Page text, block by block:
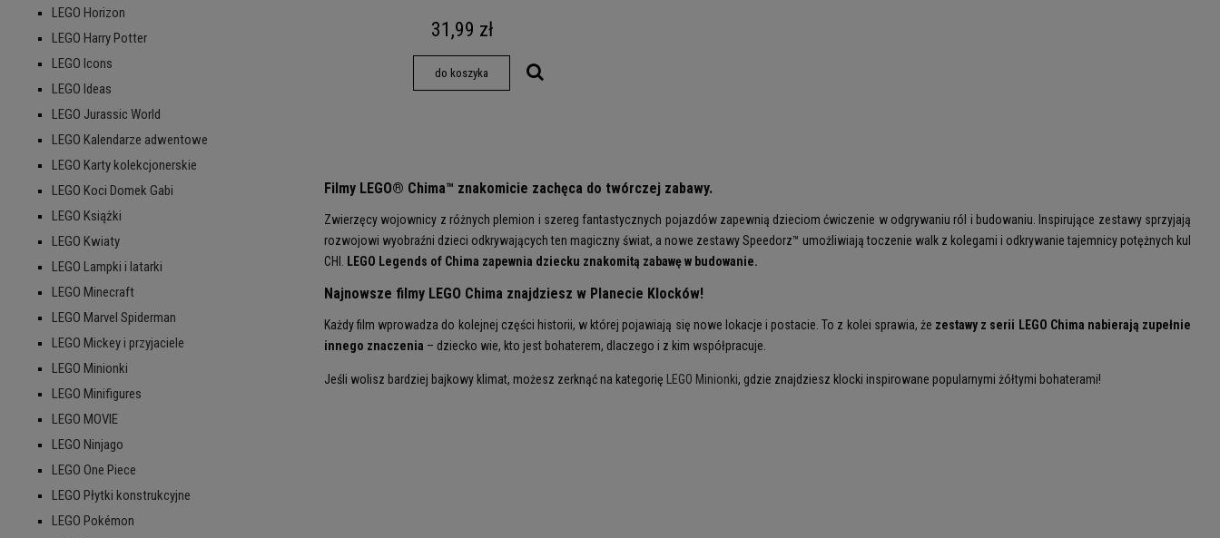
LEGO Horizon
LEGO Harry Potter
LEGO Icons
LEGO Ideas
LEGO Jurassic World
LEGO Kalendarze adwentowe
LEGO Karty kolekcjonerskie
LEGO Koci Domek Gabi
LEGO Książki
LEGO Kwiaty
LEGO Lampki i latarki
LEGO Minecraft
LEGO Marvel Spiderman
LEGO Mickey i przyjaciele
LEGO Minionki
LEGO Minifigures
LEGO MOVIE
LEGO Ninjago
LEGO One Piece
LEGO Płytki konstrukcyjne
LEGO Pokémon
31,99 zł
do koszyka
Filmy LEGO® Chima™ znakomicie zachęca do twórczej zabawy.
Zwierzęcy wojownicy z różnych plemion i szereg fantastycznych pojazdów zapewnią dzieciom ćwiczenie w odgrywaniu ról i budowaniu. Inspirujące zestawy sprzyjają
rozwojowi wyobraźni dzieci odkrywających ten magiczny świat, a nowe zestawy Speedorz™ umożliwiają toczenie walk z kolegami i odkrywanie tajemnicy potężnych kul
CHI.
LEGO Legends of Chima zapewnia dziecku znakomitą zabawę w budowanie.
Najnowsze filmy LEGO Chima znajdziesz w Planecie Klocków!
Każdy film wprowadza do kolejnej części historii, w której pojawiają się nowe lokacje i postacie. To z kolei sprawia, że zestawy z serii LEGO Chima nabierają zupełnie
innego znaczenia – dziecko wie, kto jest bohaterem, dlaczego i z kim współpracuje.
Jeśli wolisz bardziej bajkowy klimat, możesz zerknąć na kategorię LEGO Minionki, gdzie znajdziesz klocki inspirowane popularnymi żółtymi bohaterami!